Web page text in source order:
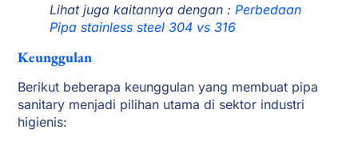
Lihat juga kaitannya dengan : Perbedaan
Pipa stainless steel 304 vs 316
Keunggulan
Berikut beberapa keunggulan yang membuat pipa
sanitary menjadi pilihan utama di sektor industri
higienis: